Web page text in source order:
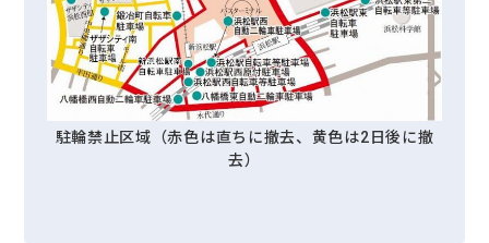
駐輪禁止区域（赤色は直ちに撤去、黄色は2日後に撤
去）